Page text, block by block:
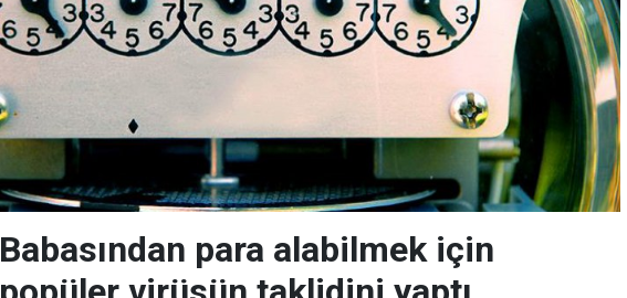
Babasından para alabilmek için